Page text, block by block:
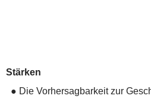
Stärken
● Die Vorhersagbarkeit zur